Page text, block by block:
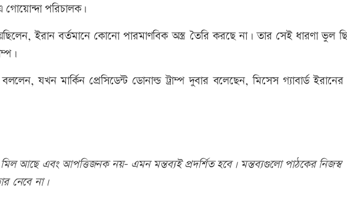
পরিচালক।
ইরান বর্তমানে কোনো পারমাণবিক অস্ত্র তৈরি করছে না। তার সেই ধারণা ভুল
যখন মার্কিন প্রেসিডেন্ট ডোনাল্ড ট্রাম্প দুবার বলেছেন, মিসেস গ্যাবার্ড ইরানের
আছে এবং আপত্তিজনক নয়- এমন মন্তব্যই প্রদর্শিত হবে। মন্তব্যগুলো পাঠকের নিজস্ব
নেবে না।